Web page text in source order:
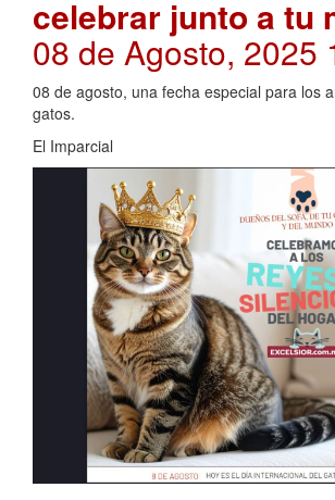
celebrar junto a tu
08 de Agosto, 2025
08 de agosto, una fecha especial para los
gatos.
El Imparcial